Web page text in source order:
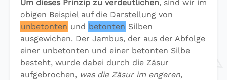
Um dieses Prinzip zu verdeutlichen, sind wir im
obigen Beispiel auf die Darstellung von
unbetonten und betonten Silben
ausgewichen. Der Jambus, der aus der Abfolge
einer unbetonten und einer betonten Silbe
besteht, wurde dabei durch die Zäsur
aufgebrochen, was die Zäsur im engeren,